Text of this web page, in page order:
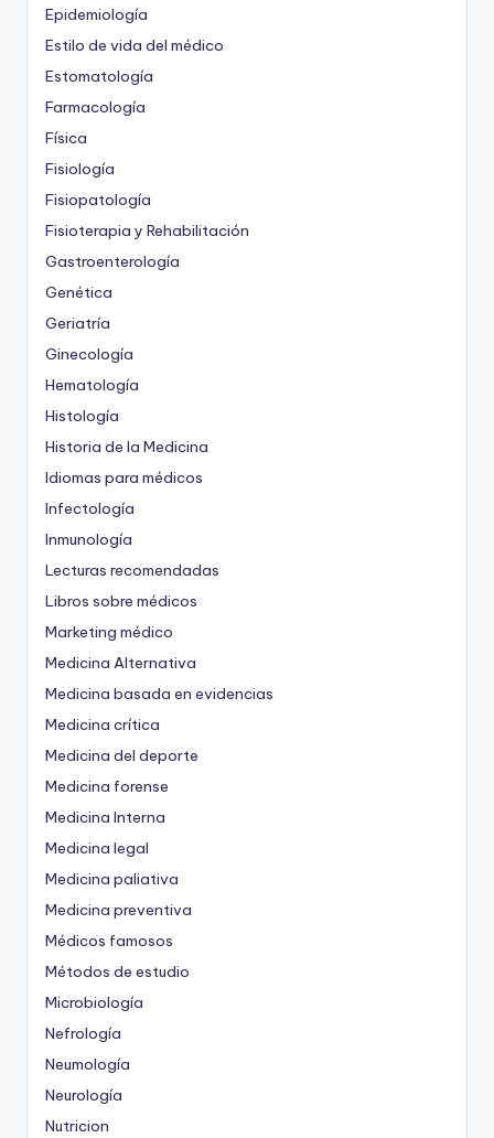
Epidemiología
Estilo de vida del médico
Estomatología
Farmacología
Física
Fisiología
Fisiopatología
Fisioterapia y Rehabilitación
Gastroenterología
Genética
Geriatría
Ginecología
Hematología
Histología
Historia de la Medicina
Idiomas para médicos
Infectología
Inmunología
Lecturas recomendadas
Libros sobre médicos
Marketing médico
Medicina Alternativa
Medicina basada en evidencias
Medicina crítica
Medicina del deporte
Medicina forense
Medicina Interna
Medicina legal
Medicina paliativa
Medicina preventiva
Médicos famosos
Métodos de estudio
Microbiología
Nefrología
Neumología
Neurología
Nutricion